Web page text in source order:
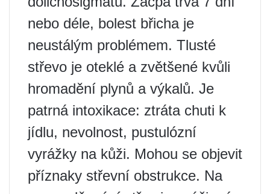
nebo déle, bolest břicha je
neustálým problémem. Tlusté
střevo je oteklé a zvětšené kvůli
hromadění plynů a výkalů. Je
patrná intoxikace: ztráta chuti k
jídlu, nevolnost, pustulózní
vyrážky na kůži. Mohou se objevit
příznaky střevní obstrukce. Na